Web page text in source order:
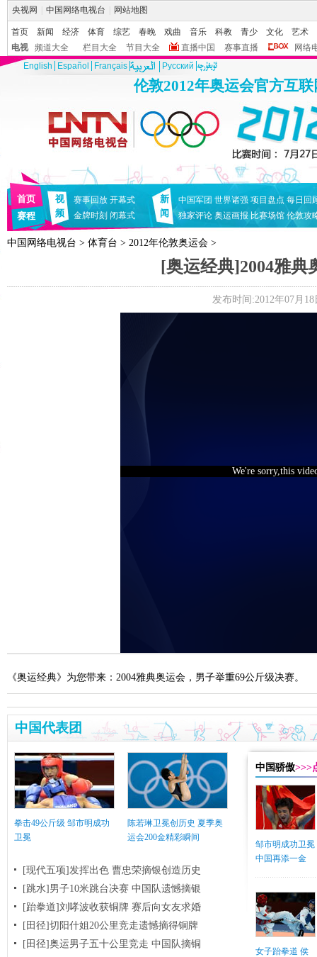
央视网 中国网络电视台 网站地图
首页 新闻 经济 体育 综艺 春晚 戏曲 音乐 科教 青少 文化
艺术
电视
频道大全 栏目大全 节目大全 直播中国 赛事直播
网络
English
Español Français Pусский
伦敦2012年奥运会官方互
首页
赛程
视
频
赛事回放 开幕式
金牌时刻 闭幕式
新
闻
中国军团 世界诸强 项目盘点 每日回
独家评论 奥运画报 比赛场馆 伦敦攻
中国网络电视台 > 体育台 > 2012年伦敦奥运会 >
[奥运经典]2004雅典
发布时间:2012年07月
We're sorry,this
《奥运经典》为您带来：2004雅典奥运会，男子举重69公斤级决赛。
中国代表团
拳击49公斤级 邹市明成功
卫冕
陈若琳卫冕创历史 夏季奥
运会200金精彩瞬间
[现代五项]发挥出色 曹忠荣摘银创造历史
[跳水]男子10米跳台决赛 中国队遗憾摘银
[跆拳道]刘哮波收获铜牌 赛后向女友求婚
[田径]切阳什姐20公里竞走遗憾摘得铜牌
[田径]奥运男子五十公里竞走 中国队摘铜
中国骄傲>>>
邹市明成功卫冕
中国再添一金
女子跆拳道 侯